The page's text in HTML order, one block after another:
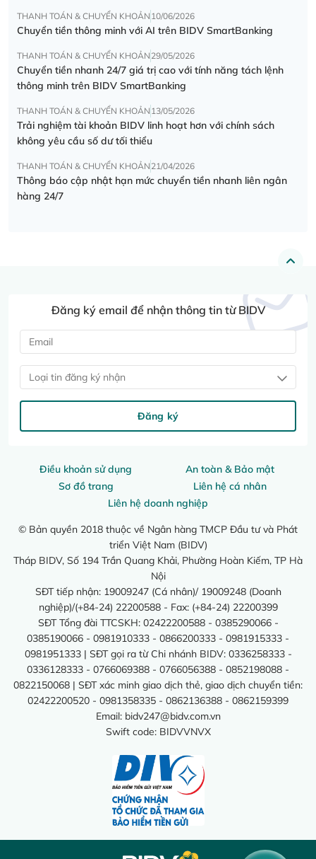
THANH TOÁN & CHUYỂN KHOẢN 10/06/2026
Chuyển tiền thông minh với AI trên BIDV SmartBanking
THANH TOÁN & CHUYỂN KHOẢN 29/05/2026
Chuyển tiền nhanh 24/7 giá trị cao với tính năng tách lệnh
thông minh trên BIDV SmartBanking
THANH TOÁN & CHUYỂN KHOẢN 13/05/2026
Trải nghiệm tài khoản BIDV linh hoạt hơn với chính sách
không yêu cầu số dư tối thiểu
THANH TOÁN & CHUYỂN KHOẢN 21/04/2026
Thông báo cập nhật hạn mức chuyển tiền nhanh liên ngân
hàng 24/7
Điều khoản sử dụng
An toàn & Bảo mật
Sơ đồ trang
Liên hệ cá nhân
Liên hệ doanh nghiệp
© Bản quyền 2018 thuộc về Ngân hàng TMCP Đầu tư và Phát
triển Việt Nam (BIDV)
Tháp BIDV, Số 194 Trần Quang Khải, Phường Hoàn Kiếm, TP Hà
Nội
SĐT tiếp nhận: 19009247 (Cá nhân)/ 19009248 (Doanh
nghiệp)/(+84-24) 22200588 - Fax: (+84-24) 22200399
SĐT Tổng đài TTCSKH: 02422200588 - 0385290066 -
0385190066 - 0981910333 - 0866200333 - 0981915333 -
0981951333 | SĐT gọi ra từ Chi nhánh BIDV: 0336258333 -
0336128333 - 0766069388 - 0766056388 - 0852198088 -
0822150068 | SĐT xác minh giao dịch thẻ, giao dịch chuyển tiền:
02422200520 - 0981358335 - 0862136388 - 0862159399
Email: bidv247@bidv.com.vn
Swift code: BIDVVNVX
Đăng ký email để nhận thông tin từ BIDV
Loại tin đăng ký nhận
Đăng ký